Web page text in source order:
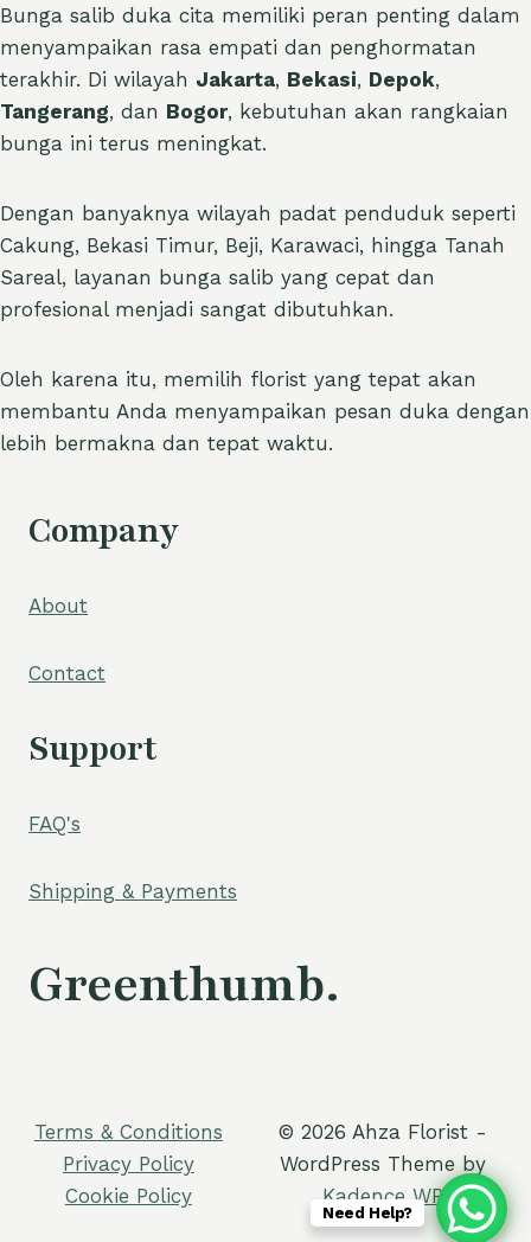
Bunga salib duka cita memiliki peran penting dalam
menyampaikan rasa empati dan penghormatan
terakhir. Di wilayah Jakarta, Bekasi, Depok,
Tangerang, dan Bogor, kebutuhan akan rangkaian
bunga ini terus meningkat.
Dengan banyaknya wilayah padat penduduk seperti
Cakung, Bekasi Timur, Beji, Karawaci, hingga Tanah
Sareal, layanan bunga salib yang cepat dan
profesional menjadi sangat dibutuhkan.
Oleh karena itu, memilih florist yang tepat akan
membantu Anda menyampaikan pesan duka dengan
lebih bermakna dan tepat waktu.
Company
About
Contact
Support
FAQ's
Shipping & Payments
Greenthumb.
Terms & Conditions
Privacy Policy
Cookie Policy
© 2026 Ahza Florist -
WordPress Theme by
Kadence WP
Need Help?